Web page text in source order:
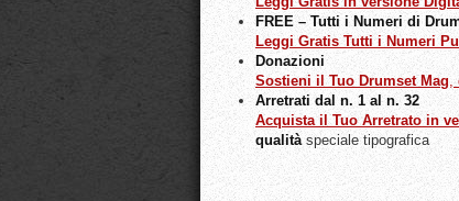
FREE – Tutti i Numeri di
Leggi Gratis Tutti i Numeri
Donazioni
Sostieni il Tuo Drumset Mag,
Arretrati dal n. 1 al n. 32
Acquista il Tuo Arretrato in
qualitàspeciale tipografica